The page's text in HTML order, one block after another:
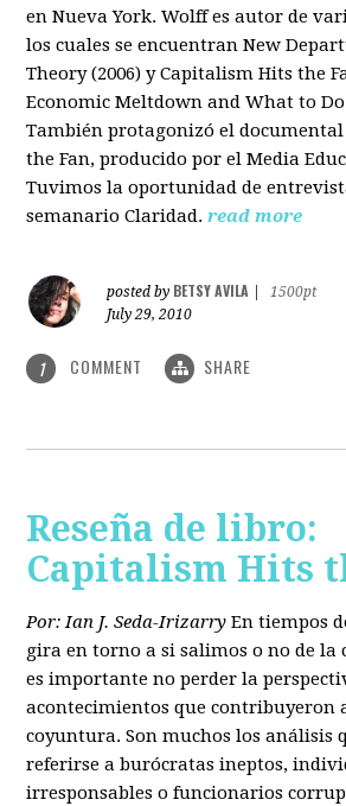
en Nueva York. Wolff es autor de
los cuales se encuentran New
Theory (2006) y Capitalism Hits the
Economic Meltdown and What to
También protagonizó el
the Fan, producido por el Media
Tuvimos la oportunidad de
semanario Claridad. read more
posted by BETSY AVILA
1500pt
July 29, 2010
1 COMMENT SHARE
Reseña de libro:
Capitalism Hits
Por: Ian J. Seda-Irizarry En tiempos
gira en torno a si salimos o no de la
es importante no perder la
acontecimientos que contribuyeron
coyuntura. Son muchos los análisis
referirse a burócratas ineptos,
irresponsables o funcionarios